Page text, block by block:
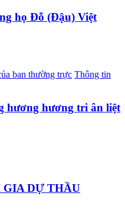
họ Đỗ (Đậu) Việt
ban thường trực Thông tin
hương hương tri ân liệt
DỰ THẦU